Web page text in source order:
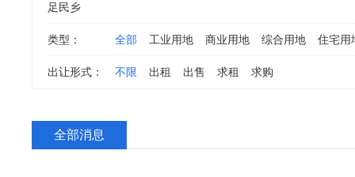
足民乡
类型： 全部 工业用地 商业用地 综合用地 住宅用
出让形式： 不限 出租 出售 求租 求购
全部消息